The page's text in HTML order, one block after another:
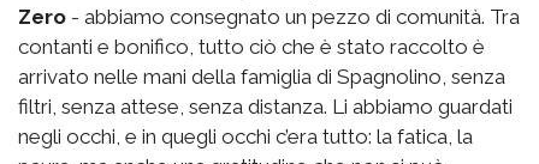
Zero - abbiamo consegnato un pezzo di comunità. Tra
contanti e bonifico, tutto ciò che è stato raccolto è
arrivato nelle mani della famiglia di Spagnolino, senza
filtri, senza attese, senza distanza. Li abbiamo guardati
negli occhi, e in quegli occhi c’era tutto: la fatica, la